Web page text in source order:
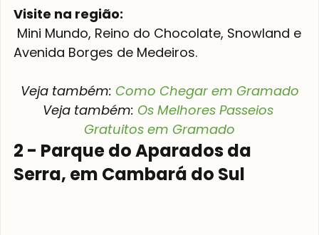
Visite na região:
Veja também: Como Chegar em Gramado
Veja também: Os Melhores Passeios
Gratuitos em Gramado
2 - Parque do Aparados da
Serra, em Cambará do Sul